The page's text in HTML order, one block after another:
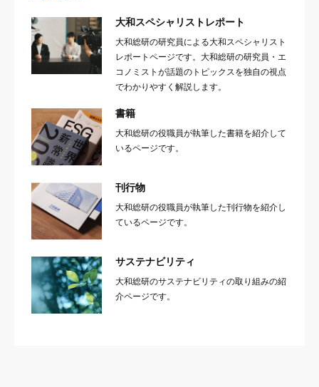
大和スペシャリストレポート
大和総研の研究員による大和スペシャリスト
レポートページです。大和総研の研究員・エ
コノミストが話題のトピックスを独自の視点
でわかりやすく解説します。
書籍
大和総研の役職員が執筆した書籍を紹介して
いるページです。
刊行物
大和総研の役職員が執筆した刊行物を紹介し
ているページです。
サステナビリティ
大和総研のサステナビリティの取り組みの紹
介ページです。